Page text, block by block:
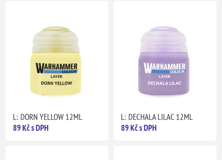
L: DORN YELLOW 12ML
89 Kč s DPH
L: DECHALA LILAC 12ML
89 Kč s DPH